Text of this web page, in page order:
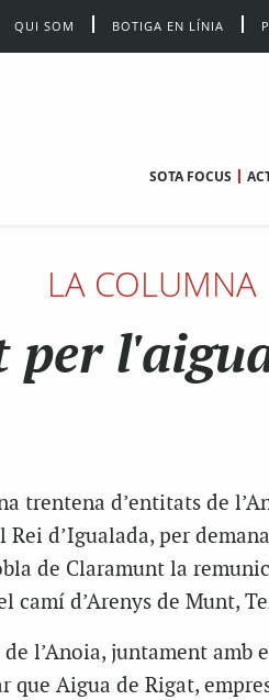
QUI SOM BOTIGA EN LÍNIA
SOTA FOCUS
LA COLUMNA
trentena d’entitats de
d’Igualada, per
de Claramunt la
camí d’Arenys de Munt,
de l’Anoia, juntament amb
que Aigua de Rigat,